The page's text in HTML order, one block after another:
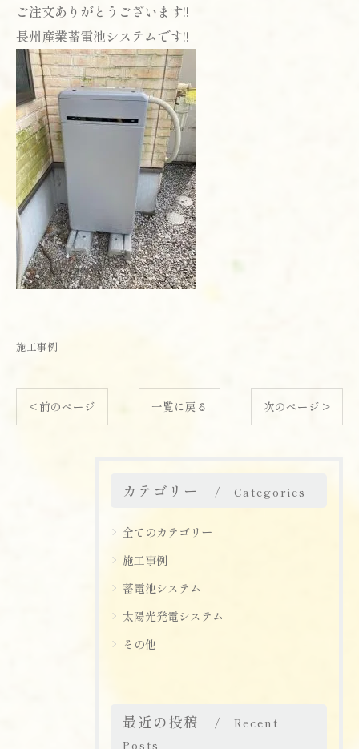
ご注文ありがとうございます!!
長州産業蓄電池システムです!!
施工事例
< 前のページ 一覧に戻る 次のページ >
カテゴリー Categories
全てのカテゴリー
施工事例
蓄電池システム
太陽光発電システム
その他
最近の投稿
Recent
Posts